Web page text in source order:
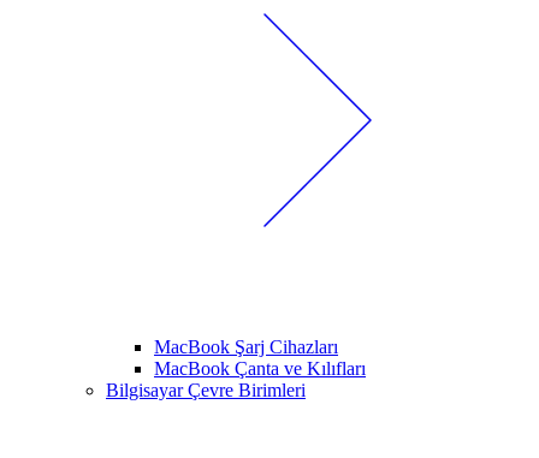
MacBook Şarj Cihazları
MacBook Çanta ve Kılıfları
Bilgisayar Çevre Birimleri